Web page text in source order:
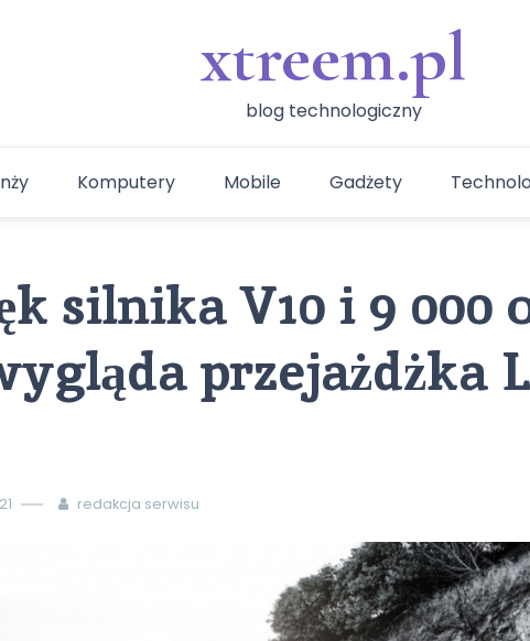
xtreem.pl
blog technologiczny
Komputery Mobile Gadżety
silnika V10 i 9 000
przejażdżka
redakcja serwisu